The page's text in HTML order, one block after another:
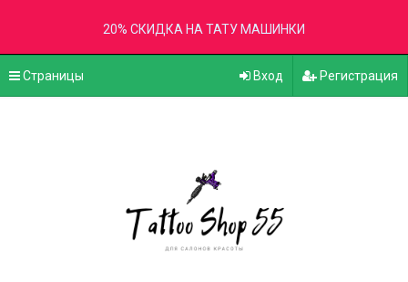
20% СКИДКА НА ТАТУ МАШИНКИ
Страницы Вход Регистрация